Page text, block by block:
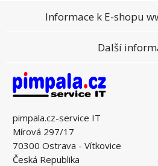
pimpala.cz-service IT
Mírová 297/17
70300 Ostrava - Vítkovice
Česká Republika
Informace k E-shopu
Další